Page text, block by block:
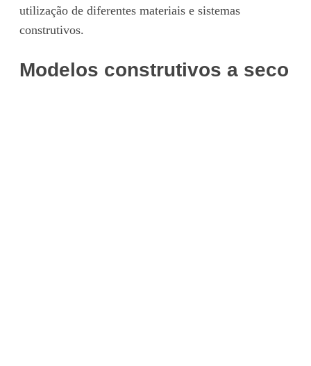
utilização de diferentes materiais e sistemas
construtivos.
Modelos construtivos a seco